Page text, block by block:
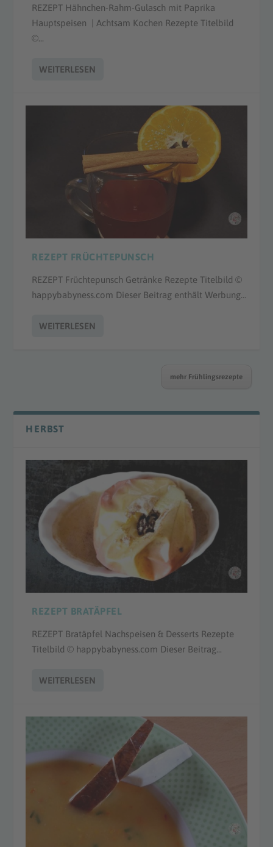
REZEPT Hähnchen-Rahm-Gulasch mit Paprika
Hauptspeisen | Achtsam Kochen Rezepte Titelbild
©...
WEITERLESEN
REZEPT FRÜCHTEPUNSCH
REZEPT Früchtepunsch Getränke Rezepte Titelbild ©
happybabyness.com Dieser Beitrag enthält Werbung...
WEITERLESEN
mehr Frühlingsrezepte
HERBST
REZEPT BRATÄPFEL
REZEPT Bratäpfel Nachspeisen & Desserts Rezepte
Titelbild © happybabyness.com Dieser Beitrag...
WEITERLESEN